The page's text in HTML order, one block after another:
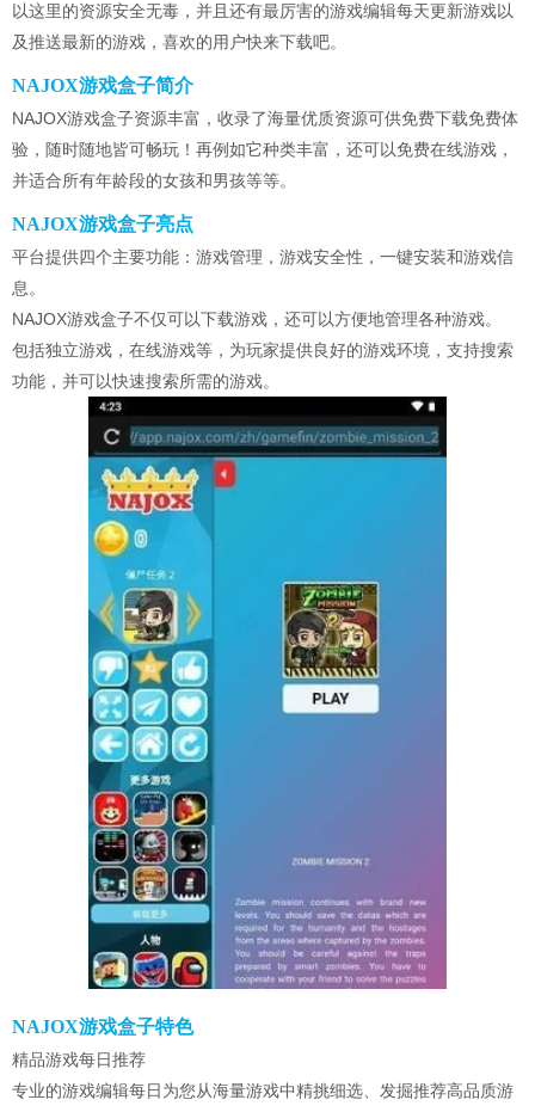
以这里的资源安全无毒，并且还有最厉害的游戏编辑每天更新游戏以
及推送最新的游戏，喜欢的用户快来下载吧。
NAJOX游戏盒子简介
NAJOX游戏盒子资源丰富，收录了海量优质资源可供免费下载免费体
验，随时随地皆可畅玩！再例如它种类丰富，还可以免费在线游戏，
并适合所有年龄段的女孩和男孩等等。
NAJOX游戏盒子亮点
平台提供四个主要功能：游戏管理，游戏安全性，一键安装和游戏信
息。
NAJOX游戏盒子不仅可以下载游戏，还可以方便地管理各种游戏。
包括独立游戏，在线游戏等，为玩家提供良好的游戏环境，支持搜索
功能，并可以快速搜索所需的游戏。
NAJOX游戏盒子特色
精品游戏每日推荐
专业的游戏编辑每日为您从海量游戏中精挑细选、发掘推荐高品质游